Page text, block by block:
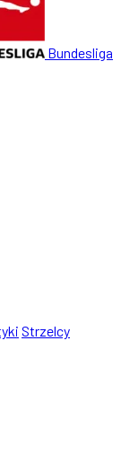
Bundesliga
Strzelcy